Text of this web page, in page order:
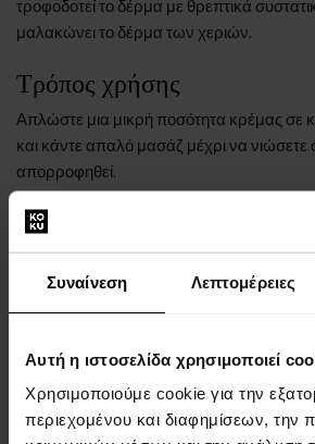
Συναίνεση Λεπτομέρειες
Αυτή η ιστοσελίδα χρησιμοποιεί
Χρησιμοποιούμε cookie για την
περιεχομένου και διαφημίσεων, την
τροφοδοτεί το δέρμα με θρεπτικά
μαλακώνει το δέρμα των χεριών.
Τρόπος χρήσης
Απλώστε μια μικρή ποσότητα κρέμας σε
και κάντε απαλό μασάζ μέχρι να νιώσετε
απορροφηθεί.
Περιγραφή
Δραστικές ουσίες:
Ο χυμός άγριας αρκτικής μουριάς
αναζωογονεί και σβήνει το δέρμα.
Το έλαιο μελισσόχορτου θρέφει σε
δέρμα των χεριών και παρέχει
Το έλαιο άρνικας έχει ισχυρή